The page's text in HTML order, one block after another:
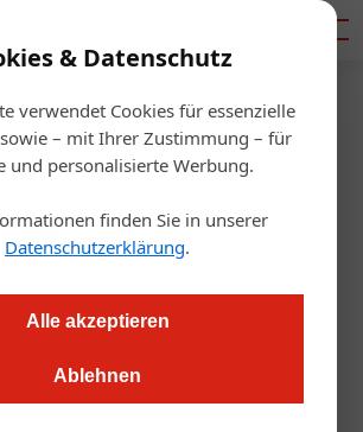
& Datenschutz
verwendet Cookies für essenzielle
– mit Ihrer Zustimmung – für
und personalisierte Werbung.
finden Sie in unserer
Datenschutzerklärung.
Alle akzeptieren
Ablehnen
Startseite/Gastronomie
Ausbildung
ein Pop-
auf Profi-Niveau
stemmen